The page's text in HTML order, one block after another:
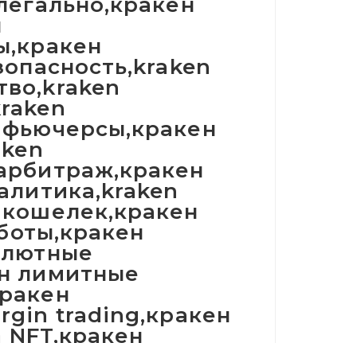
лимитные
trading,кракен